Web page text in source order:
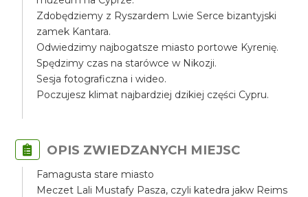
Zdobędziemy z Ryszardem Lwie Serce bizantyjski
zamek Kantara.
Odwiedzimy najbogatsze miasto portowe Kyrenię.
Spędzimy czas na starówce w Nikozji.
Sesja fotograficzna i wideo.
Poczujesz klimat najbardziej dzikiej części Cypru.
OPIS ZWIEDZANYCH MIEJSC
Famagusta stare miasto
Meczet Lali Mustafy Pasza, czyli katedra jakw Reims